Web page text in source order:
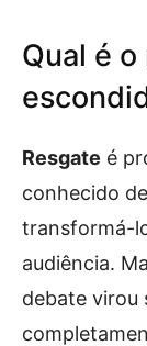
Qual é
Resgate é
conhecido
transformá-
audiência.
debate virou